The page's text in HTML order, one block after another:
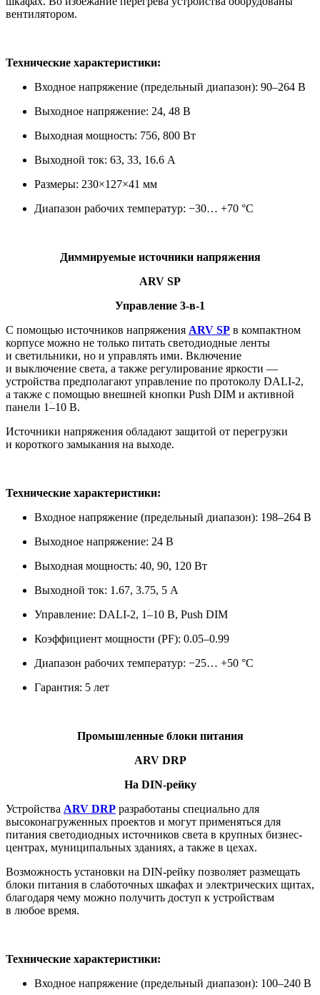
вентилятором.
Технические характеристики:
Входное напряжение (предельный диапазон): 90–264 В
Выходное напряжение: 24, 48 В
Выходная мощность: 756, 800 Вт
Выходной ток: 63, 33, 16.6 А
Размеры: 230×127×41 мм
Диапазон рабочих температур: −30… +70 °С
Диммируемые источники напряжения
ARV SP
Управление 3-в-1
С помощью источников напряжения ARV SP в компактном
корпусе можно не только питать светодиодные ленты
и светильники, но и управлять ими. Включение
и выключение света, а также регулирование яркости —
устройства предполагают управление по протоколу DALI-2,
а также с помощью внешней кнопки Push DIM и активной
панели 1ؘ–10 В.
Источники напряжения обладают защитой от перегрузки
и короткого замыкания на выходе.
Технические характеристики:
Входное напряжение (предельный диапазон): 198–264 В
Выходное напряжение: 24 В
Выходная мощность: 40, 90, 120 Вт
Выходной ток: 1.67, 3.75, 5 А
Управление: DALI-2, 1ؘ–10 В, Push DIM
Коэффициент мощности (PF): 0.05–0.99
Диапазон рабочих температур: −25… +50 °С
Гарантия: 5 лет
Промышленные блоки питания
ARV DRP
На DIN-рейку
Устройства ARV DRP разработаны специально для
высоконагруженных проектов и могут применяться для
питания светодиодных источников света в крупных бизнес-
центрах, муниципальных зданиях, а также в цехах.
Возможность установки на DIN-рейку позволяет размещать
блоки питания в слаботочных шкафах и электрических щитах,
благодаря чему можно получить доступ к устройствам
в любое время.
Технические характеристики:
Входное напряжение (предельный диапазон): 100–240 В